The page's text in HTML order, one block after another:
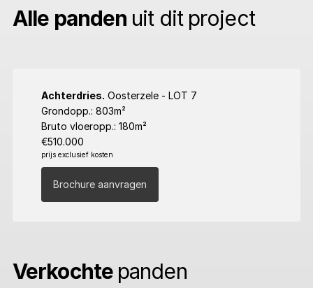
Alle panden uit dit project
Achterdries. Oosterzele - LOT 7
Grondopp.: 803m²
Bruto vloeropp.: 180m²
€510.000
prijs exclusief kosten
Brochure aanvragen
Achterdries.
Oosterzele
Verkochte panden